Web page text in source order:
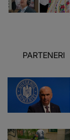
PARTENERI